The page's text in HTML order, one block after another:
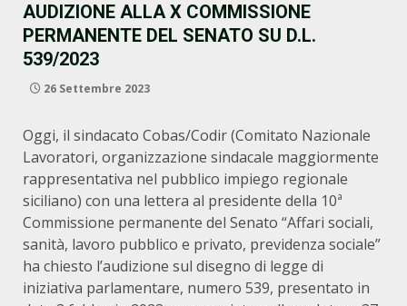
AUDIZIONE ALLA X COMMISSIONE
PERMANENTE DEL SENATO SU D.L.
539/2023
26 Settembre 2023
Oggi, il sindacato Cobas/Codir (Comitato Nazionale
Lavoratori, organizzazione sindacale maggiormente
rappresentativa nel pubblico impiego regionale
siciliano) con una lettera al presidente della 10ª
Commissione permanente del Senato “Affari sociali,
sanità, lavoro pubblico e privato, previdenza sociale”
ha chiesto l’audizione sul disegno di legge di
iniziativa parlamentare, numero 539, presentato in